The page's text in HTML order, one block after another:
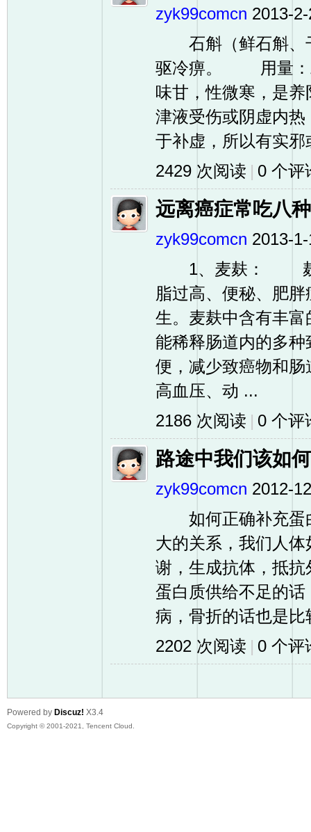
zyk99comcn 2013-
石斛（鲜石斛、
驱冷痹。 用量：
味甘，性微寒，是
津液受伤或阴虚内
于补虚，所以有实
2429 次阅读 | 0个评
远离癌症常吃八
zyk99comcn 2013-
1、麦麸： 麸皮
脂过高、便秘、肥
生。麦麸中含有丰
能稀释肠道内的多
便，减少致癌物
高血压、动 ...
2186 次阅读 | 0个评
路途中我们该如
zyk99comcn 2012-
如何正确补充蛋
大的关系，我们人
谢，生成抗体，抵
蛋白质供给不足的
病，骨折的话也是
2202 次阅读 | 0个评
Powered by Discuz! X3.4
Copyright © 2001-2021, Tencent Cloud.